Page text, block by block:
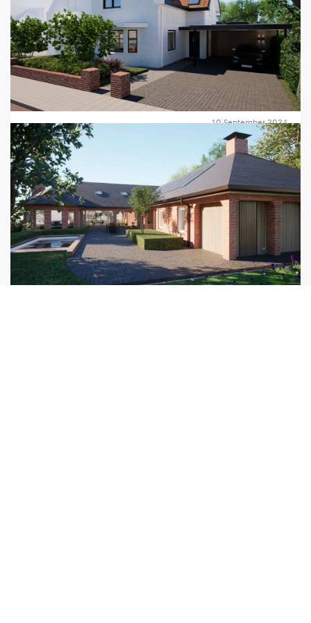
opdrachtgevers, bouwpartners en collega’s die dit mogelijk
maken én kijken uit naar de volgende 15 jaar!
Lees verder
leven te brengen. Na de oplevering, die gepland staat na de
zomer van 2025, delen we de foto's op onze
projectpagina.
Lees verder
10 September 2024
Totaalrenovatie gestart in
Wippolder, Delft
De totaalrenovatie van de woning in Delft is begonnen. De
woning krijgt onder andere een vernieuwde uitbouw en de
kap ter plaatse van het balkon wordt doorgetrokken voor
meer ruimte binnen. Realisatie met Sens Bouw.
Lees verder